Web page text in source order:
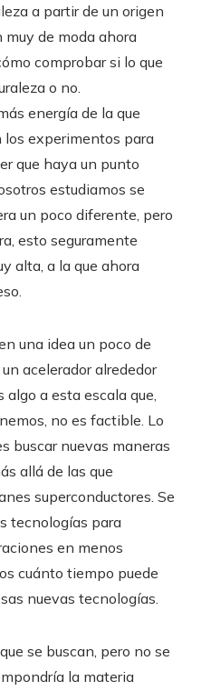
a partir de un origen
muy de moda ahora
comprobar si lo que
o no.
energía de la que
los experimentos para
que haya un punto
estudiamos se
un poco diferente, pero
esto seguramente
alta, a la que ahora
una idea un poco de
acelerador alrededor
a esta escala que,
no es factible. Lo
buscar nuevas maneras
allá de las que
superconductores. Se
tecnologías para
en menos
cuánto tiempo puede
nuevas tecnologías.
se buscan, pero no se
la materia